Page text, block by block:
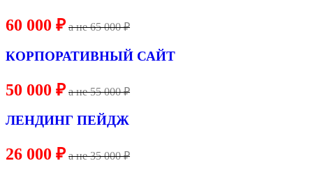
60 000 ₽ a не 65 000 ₽
КОРПОРАТИВНЫЙ САЙТ
50 000 ₽ a не55000 ₽
ЛЕНДИНГ ПЕЙДЖ
26 000 ₽ a не 35 000 ₽